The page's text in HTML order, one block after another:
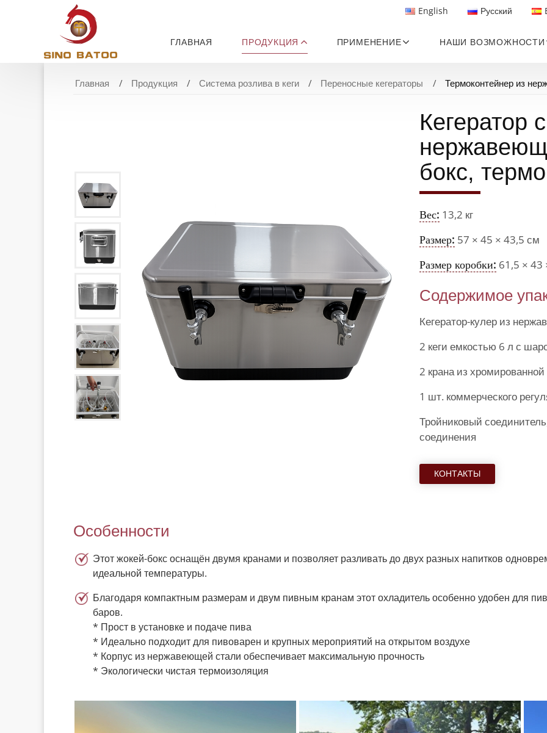
English Русский
ГЛАВНАЯ ПРОДУКЦИЯ ПРИМЕНЕНИЕ НАШИ ВОЗМОЖНОСТИ
Главная Продукция Система розлива в кеги Переносные кегераторы Термоконтейнер из
Кегератор
бокс,
Вес: 13,2 кг
Размер: 57 × 45 × 43,5 см
Размер коробки: 61,5 × 43
Содержимое
Кегератор-кулер из
2 кеги емкостью 6 л с
2 крана из
1 шт. коммерческого
Тройниковый
соединения
КОНТАКТЫ
Особенности
Этот жокей-бокс оснащён двумя кранами и позволяет разливать до двух разных напитков
идеальной температуры.
Благодаря компактным размерам и двум пивным кранам этот охладитель особенно удобен для
баров.
* Прост в установке и подаче пива
* Идеально подходит для пивоварен и крупных мероприятий на открытом воздухе
* Корпус из нержавеющей стали обеспечивает максимальную прочность
* Экологически чистая термоизоляция